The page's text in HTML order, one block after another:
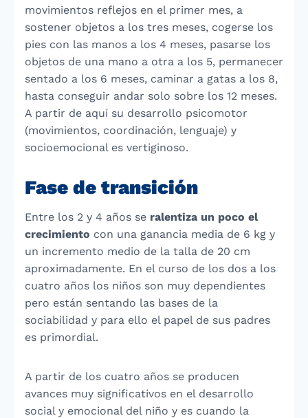
movimientos reflejos en el primer mes, a
sostener objetos a los tres meses, cogerse los
pies con las manos a los 4 meses, pasarse los
objetos de una mano a otra a los 5, permanecer
sentado a los 6 meses, caminar a gatas a los 8,
hasta conseguir andar solo sobre los 12 meses.
A partir de aquí su desarrollo psicomotor
(movimientos, coordinación, lenguaje) y
socioemocional es vertiginoso.
Fase de transición
Entre los 2 y 4 años se ralentiza un poco el
crecimiento con una ganancia media de 6 kg y
un incremento medio de la talla de 20 cm
aproximadamente. En el curso de los dos a los
cuatro años los niños son muy dependientes
pero están sentando las bases de la
sociabilidad y para ello el papel de sus padres
es primordial.
A partir de los cuatro años se producen
avances muy significativos en el desarrollo
social y emocional del niño y es cuando la